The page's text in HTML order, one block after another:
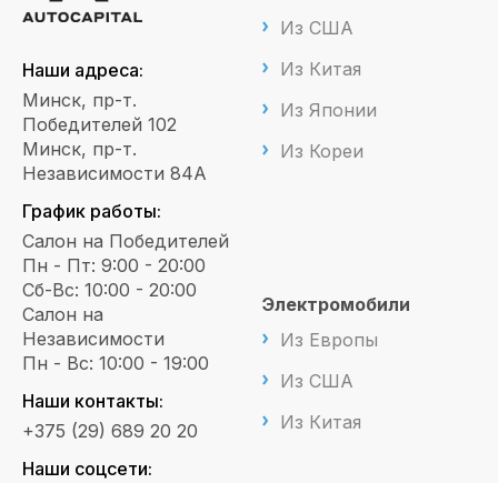
Наши адреса:
Минск, пр-т.
Победителей 102
Минск, пр-т.
Независимости 84А
График работы:
Салон на Победителей
Пн - Пт: 9:00 - 20:00
Сб-Вс: 10:00 - 20:00
Салон на
Независимости
Пн - Вс: 10:00 - 19:00
Наши контакты:
+375 (29) 689 20 20
Наши соцсети:
Из США
Из Китая
Из Японии
Из Кореи
Электромобили
Из Европы
Из США
Из Китая